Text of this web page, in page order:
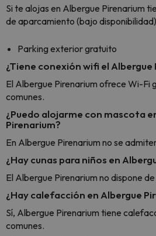
Si te alojas en Albergue Pirenarium
de aparcamiento (bajo
Parking exterior gratuito
¿Tiene conexión wifi el Albergue
El Albergue Pirenarium ofrece Wi-Fi
comunes.
¿Puedo alojarme con mascota
Pirenarium?
En Albergue Pirenarium no se
¿Hay cunas para niños en
El Albergue Pirenarium no dispone
¿Hay calefacción en Albergue
Sí, Albergue Pirenarium tiene
comunes.